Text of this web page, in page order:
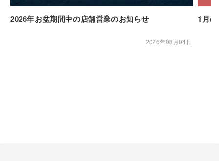
2026年お盆期間中の店舗営業のお知らせ
2026年08月04日
1月